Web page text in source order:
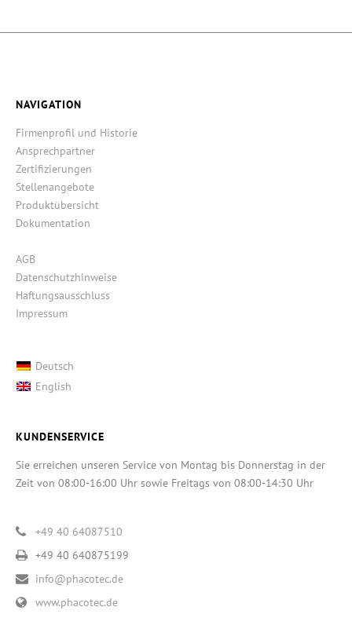
NAVIGATION
Firmenprofil und Historie
Ansprechpartner
Zertifizierungen
Stellenangebote
Produktübersicht
Dokumentation
AGB
Datenschutzhinweise
Haftungsausschluss
Impressum
Deutsch
English
KUNDENSERVICE
Sie erreichen unseren Service von Montag bis Donnerstag in der
Zeit von 08:00-16:00 Uhr sowie Freitags von 08:00-14:30 Uhr
+49 40 64087510
+49 40 640875199
info@phacotec.de
www.phacotec.de